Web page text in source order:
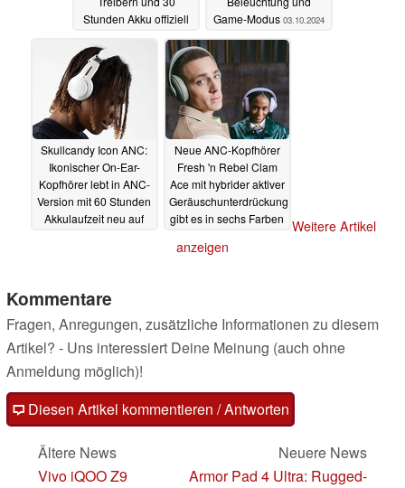
Stunden Akku offiziell
15.10.2024
Game-Modus 03.10.2024
Skullcandy Icon ANC:
Ikonischer On-Ear-
Kopfhörer lebt in ANC-
Version mit 60 Stunden
Akkulaufzeit neu auf
Neue ANC-Kopfhörer
Fresh 'n Rebel Clam
Ace mit hybrider aktiver
Geräuschunterdrückung
gibt es in sechs Farben Weitere Artikel
anzeigen
Kommentare
Fragen, Anregungen, zusätzliche Informationen zu diesem
Artikel? - Uns interessiert Deine Meinung (auch ohne
Anmeldung möglich)!
Diesen Artikel kommentieren / Antworten
Ältere News
Vivo iQOO Z9
Neuere News
Armor Pad 4 Ultra: Rugged-